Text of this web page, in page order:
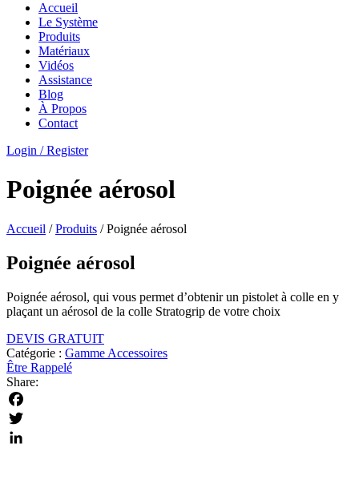
Accueil
Le Système
Produits
Matériaux
Vidéos
Assistance
Blog
À Propos
Contact
Login / Register
Poignée aérosol
Accueil /Produits /Poignée aérosol
Poignée aérosol
Poignée aérosol, qui vous permet d’obtenir un pistolet à colle en y
plaçant un aérosol de la colle Stratogrip de votre choix
DEVIS GRATUIT
Catégorie : Gamme Accessoires
Être Rappelé
Share:
Facebook
Twitter